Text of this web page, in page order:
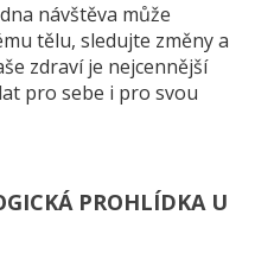
návštěva může
tělu, sledujte změny a
zdraví je nejcennější
pro sebe i pro svou
PROHLÍDKA U